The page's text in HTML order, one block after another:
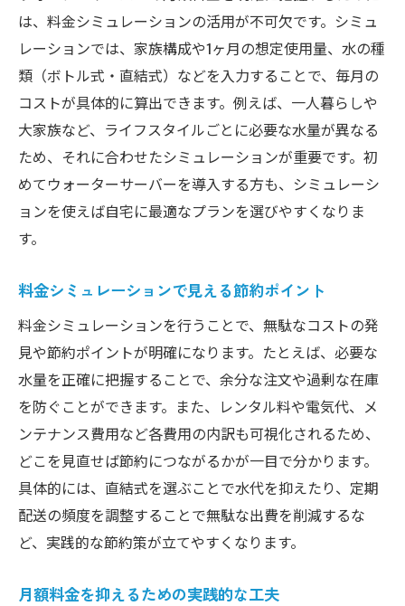
は、料金シミュレーションの活用が不可欠です。シミュ
レーションでは、家族構成や1ヶ月の想定使用量、水の種
類（ボトル式・直結式）などを入力することで、毎月の
コストが具体的に算出できます。例えば、一人暮らしや
大家族など、ライフスタイルごとに必要な水量が異なる
ため、それに合わせたシミュレーションが重要です。初
めてウォーターサーバーを導入する方も、シミュレーシ
ョンを使えば自宅に最適なプランを選びやすくなりま
す。
料金シミュレーションで見える節約ポイント
料金シミュレーションを行うことで、無駄なコストの発
見や節約ポイントが明確になります。たとえば、必要な
水量を正確に把握することで、余分な注文や過剰な在庫
を防ぐことができます。また、レンタル料や電気代、メ
ンテナンス費用など各費用の内訳も可視化されるため、
どこを見直せば節約につながるかが一目で分かります。
具体的には、直結式を選ぶことで水代を抑えたり、定期
配送の頻度を調整することで無駄な出費を削減するな
ど、実践的な節約策が立てやすくなります。
月額料金を抑えるための実践的な工夫